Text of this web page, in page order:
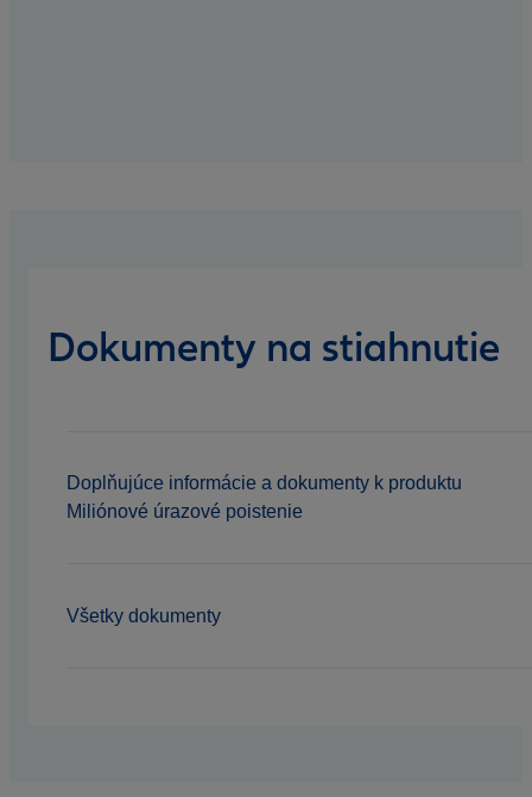
Dokumenty na stiahnutie
Doplňujúce informácie a dokumenty k produktu
Miliónové úrazové poistenie
Všetky dokumenty